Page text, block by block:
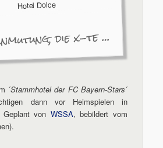
die x-te …
´Stammhotel der FC Bayern-Stars´
dann vor Heimspielen in
Geplant von WSSA, bebildert vom